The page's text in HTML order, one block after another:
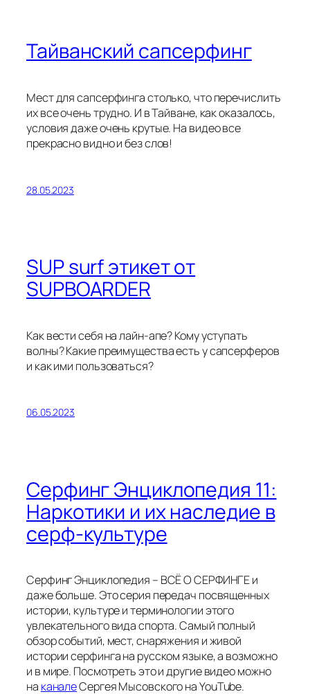
Тайванский сапсерфинг
Мест для сапсерфинга столько, что перечислить
их все очень трудно. И в Тайване, как оказалось,
условия даже очень крутые. На видео все
прекрасно видно и без слов!
28.05.2023
SUP surf этикет от
SUPBOARDER
Как вести себя на лайн-апе? Кому уступать
волны? Какие преимущества есть у сапсерферов
и как ими пользоваться?
06.05.2023
Cерфинг Энциклопедия 11:
Наркотики и их наследие в
серф-культуре
Серфинг Энциклопедия – ВСЁ О СЕРФИНГЕ и
даже больше. Это серия передач посвященных
истории, культуре и терминологии этого
увлекательного вида спорта. Самый полный
обзор событий, мест, снаряжения и живой
истории серфинга на русском языке, а возможно
и в мире. Посмотреть это и другие видео можно
на каналеСергея Мысовского на YouTube.